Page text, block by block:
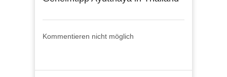
Kommentieren nicht möglich